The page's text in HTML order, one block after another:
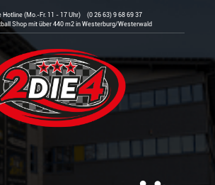
Hotline (Mo.-Fr. 11 - 17 Uhr) (0 26 63) 9 68 69 37
Shop mit über 440 m2 in Westerburg/Westerwald